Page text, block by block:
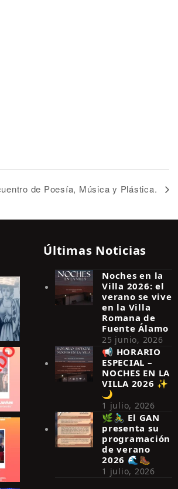
de Poesía, Música y Plástica.
Últimas Noticias
Noches en la
Villa 2026: el
verano se vive
en la Villa
Romana de
Fuente Álamo
25 junio, 2026
📢 HORARIO
ESPECIAL –
NOCHES EN LA
VILLA 2026 ✨
🌙
1 julio, 2026
🌿🚴‍♂️ El GAN
presenta su
programación
de verano
2026 🌊🥾
1 julio, 2026